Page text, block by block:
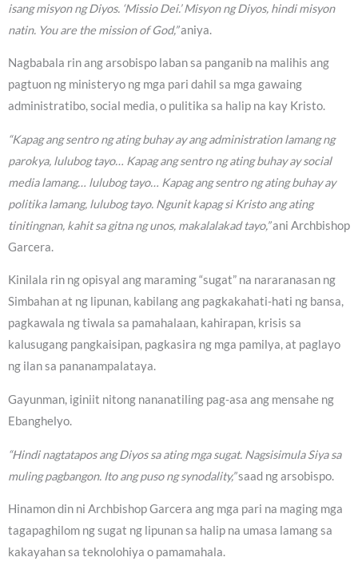
isang misyon ng Diyos. ‘Missio Dei.’ Misyon ng Diyos, hindi misyon
natin. You are the mission of God,”aniya.
Nagbabala rin ang arsobispo laban sa panganib na malihis ang
pagtuon ng ministeryo ng mga pari dahil sa mga gawaing
administratibo, social media, o pulitika sa halip na kay Kristo.
“Kapag ang sentro ng ating buhay ay ang administration lamang ng
parokya, lulubog tayo… Kapag ang sentro ng ating buhay ay social
media lamang… lulubog tayo… Kapag ang sentro ng ating buhay ay
politika lamang, lulubog tayo. Ngunit kapag si Kristo ang ating
tinitingnan, kahit sa gitna ng unos, makalalakad tayo,”ani Archbishop
Garcera.
Kinilala rin ng opisyal ang maraming “sugat” na nararanasan ng
Simbahan at ng lipunan, kabilang ang pagkakahati-hati ng bansa,
pagkawala ng tiwala sa pamahalaan, kahirapan, krisis sa
kalusugang pangkaisipan, pagkasira ng mga pamilya, at paglayo
ng ilan sa pananampalataya.
Gayunman, iginiit nitong nananatiling pag-asa ang mensahe ng
Ebanghelyo.
“Hindi nagtatapos ang Diyos sa ating mga sugat. Nagsisimula Siya sa
muling pagbangon. Ito ang puso ng synodality,”saad ng arsobispo.
Hinamon din ni Archbishop Garcera ang mga pari na maging mga
tagapaghilom ng sugat ng lipunan sa halip na umasa lamang sa
kakayahan sa teknolohiya o pamamahala.